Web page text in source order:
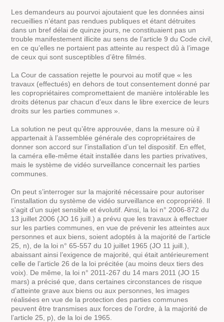
Les demandeurs au pourvoi ajoutaient que les données ainsi
recueillies n’étant pas rendues publiques et étant détruites
dans un bref délai de quinze jours, ne constituaient pas un
trouble manifestement illicite au sens de l’article 9 du Code civil,
en ce qu’elles ne portaient pas atteinte au respect dû à l’image
de ceux qui sont susceptibles d’être filmés.
La Cour de cassation rejette le pourvoi au motif que« les
travaux (effectués)en dehors de tout consentement donné par
les copropriétaires compromettaient de manière intolérable les
droits détenus par chacun d’eux dans le libre exercice de leurs
droits sur les parties communes »
La solution ne peut qu’être approuvée, dans la mesure où il
appartenait à l’assemblée générale des copropriétaires de
donner son accord sur l’installation d’un tel dispositif. En effet,
la caméra elle-même était installée dans les parties privatives,
mais le système de vidéo surveillance concernait les parties
communes.
On peut s’interroger sur la majorité nécessaire pour autoriser
l’installation du système de vidéo surveillance en copropriété. Il
s'agit d’un sujet sensible et évolutif. Ainsi, la loi n° 2006-872 du
13 juillet 2006 (JO 16 juill.) a prévu que les travaux à effectuer
sur les parties communes, en vue de prévenir les atteintes aux
personnes et aux biens, soient adoptés à la majorité de l’article
25, n), de la loi n° 65-557 du 10 juillet 1965 (JO 11 juill.),
abaissant ainsi l’exigence de majorité, qui était antérieurement
celle de l’article 26 de la loi précitée (au moins deux tiers des
voix). De même, la loi n° 2011-267 du 14 mars 2011 (JO 15
mars) a précisé que, dans certaines circonstances de risque
d’atteinte grave aux biens ou aux personnes, les images
réalisées en vue de la protection des parties communes
peuvent être transmises aux forces de l’ordre, à la majorité de
l’article 25, p), de la loi de 1965.